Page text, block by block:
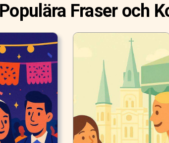
Populära Fraser och